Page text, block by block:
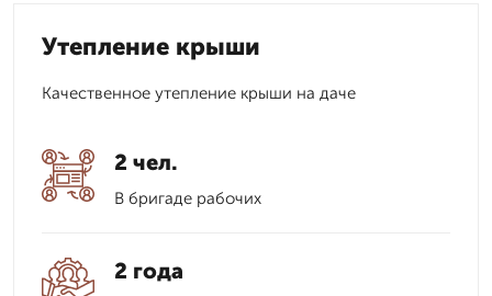
Утепление крыши
Качественное утепление крыши на даче
2 чел.
В бригаде рабочих
2 года